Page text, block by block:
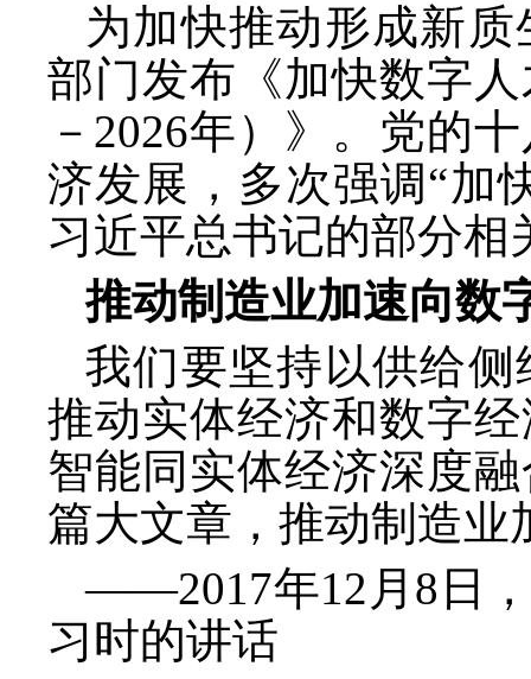
为加快推动形成新
部门发布《加快数字
－2026年）》。党的
济发展，多次强调“加
习近平总书记的部分
推动制造业加速向数
我们要坚持以供给
推动实体经济和数字
智能同实体经济深度
篇大文章，推动制造业
——2017年12月8日
习时的讲话